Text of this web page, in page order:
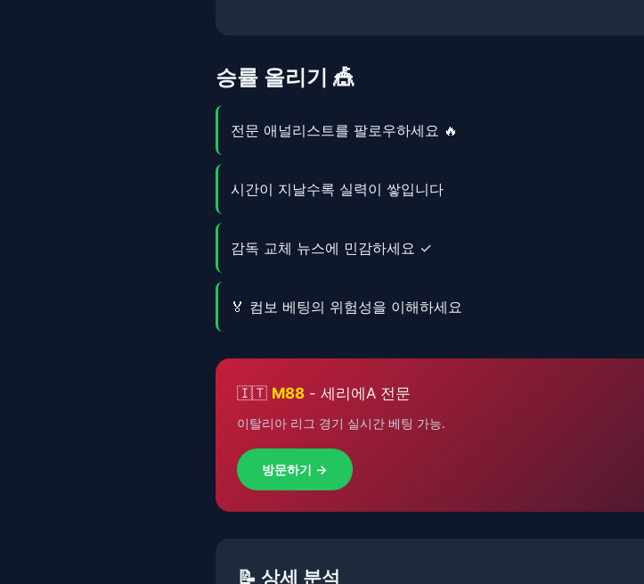
승률 올리기 🎪
전문 애널리스트를 팔로우하세요 🔥
시간이 지날수록 실력이 쌓입니다
감독 교체 뉴스에 민감하세요 ✓
🏅 컴보 베팅의 위험성을 이해하세요
🇮🇹 M88 - 세리에A 전문
이탈리아 리그 경기 실시간 베팅 가능.
방문하기 →
📝 상세 분석